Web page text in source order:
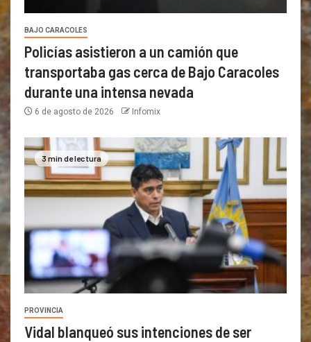
BAJO CARACOLES
Policías asistieron a un camión que
transportaba gas cerca de Bajo Caracoles
durante una intensa nevada
6 de agosto de 2026 Infomix
3 min de lectura
PROVINCIA
Vidal blanqueó sus intenciones de ser